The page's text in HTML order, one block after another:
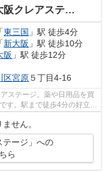
レアステージ
「東三国 」駅 徒歩4分
「新大阪 」駅 徒歩10分
阪 」駅 徒歩12分
区宮原５丁目4-16
ステージ。薬や日用品を買
す。駅まで徒歩4分の好立地
せん。
テージ」への
ら